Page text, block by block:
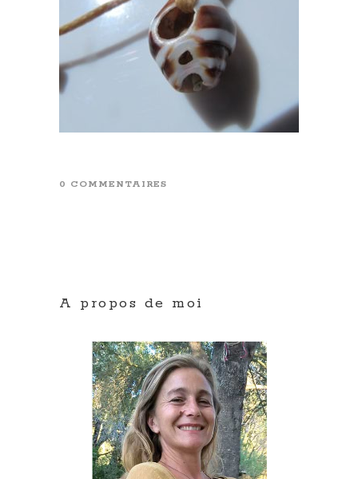
0 COMMENTAIRES
A propos de moi